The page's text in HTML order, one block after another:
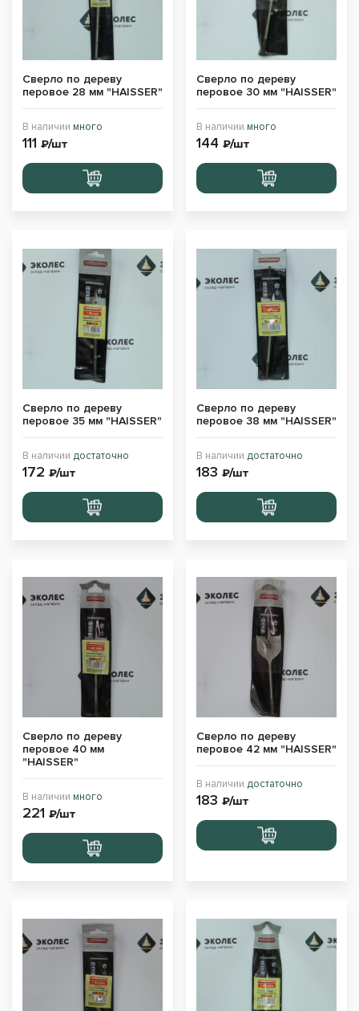
Сверло по дереву
перовое 28 мм "HAISSER"
В наличии много
111 ₽/шт
Перейти
в корзину
Сверло по дереву
перовое 30 мм "HAISSER"
В наличии много
144 ₽/шт
Перейти
в корзину
Сверло по дереву
перовое 35 мм "HAISSER"
В наличии достаточно
172 ₽/шт
Перейти
в корзину
Сверло по дереву
перовое 38 мм "HAISSER"
В наличии достаточно
183 ₽/шт
Перейти
в корзину
Сверло по дереву
перовое 40 мм
"HAISSER"
В наличии много
221 ₽/шт
Перейти
в корзину
Сверло по дереву
перовое 42 мм "HAISSER"
В наличии достаточно
183 ₽/шт
Перейти
в корзину